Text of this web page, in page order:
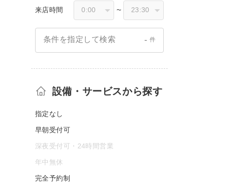
来店時間 〜
条件を指定して検索 - 件
設備・サービスから探す
指定なし
早朝受付可
深夜受付可・24時間営業
年中無休
完全予約制